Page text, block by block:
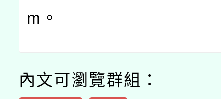
m。
內文可瀏覽群組：